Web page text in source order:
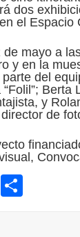
dos
el Espacio
de mayo a
y en la
del
Berta
y
de
E